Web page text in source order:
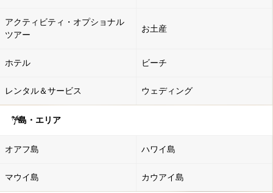
アクティビティ・オプショナル
ツアー
お土産
ホテル ビーチ
レンタル＆サービス ウェディング
島・エリア
オアフ島 ハワイ島
マウイ島 カウアイ島